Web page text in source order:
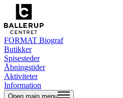
FORMAT Biograf
Butikker
Spisesteder
Åbningstider
Aktiviteter
Information
Open main menu